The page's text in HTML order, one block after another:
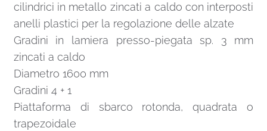
cilindrici in metallo zincati a caldo con interposti
anelli plastici per la regolazione delle alzate
Gradini in lamiera presso-piegata sp. 3 mm
zincati a caldo
Diametro 1600 mm
Gradini 4 + 1
Piattaforma di sbarco rotonda, quadrata o
trapezoidale